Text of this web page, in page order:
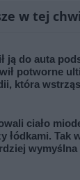
w tej
ją do auta
potworne
która
ciało
łódkami. Tak